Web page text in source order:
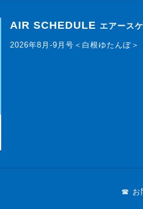
AIR SCHEDULE エアース
2026年8月-9月号＜白根ゆたんぽ＞
☎ お